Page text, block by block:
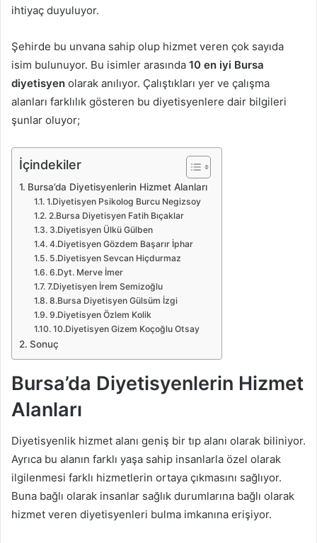
ihtiyaç duyuluyor.
Şehirde bu unvana sahip olup hizmet veren çok sayıda
isim bulunuyor. Bu isimler arasında 10 en iyi Bursa
diyetisyen olarak anılıyor. Çalıştıkları yer ve çalışma
alanları farklılık gösteren bu diyetisyenlere dair bilgileri
şunlar oluyor;
İçindekiler
Bursa’da Diyetisyenlerin Hizmet Alanları
1.Diyetisyen Psikolog Burcu Negizsoy
2.Bursa Diyetisyen Fatih Bıçaklar
3.Diyetisyen Ülkü Gülben
4.Diyetisyen Gözdem Başarır İphar
5.Diyetisyen Sevcan Hiçdurmaz
6.Dyt. Merve İmer
7.Diyetisyen İrem Semizoğlu
8.Bursa Diyetisyen Gülsüm İzgi
9.Diyetisyen Özlem Kolik
10.Diyetisyen Gizem Koçoğlu Otsay
Sonuç
Bursa’da Diyetisyenlerin Hizmet
Alanları
Diyetisyenlik hizmet alanı geniş bir tıp alanı olarak biliniyor.
Ayrıca bu alanın farklı yaşa sahip insanlarla özel olarak
ilgilenmesi farklı hizmetlerin ortaya çıkmasını sağlıyor.
Buna bağlı olarak insanlar sağlık durumlarına bağlı olarak
hizmet veren diyetisyenleri bulma imkanına erişiyor.